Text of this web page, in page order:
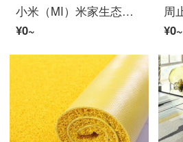
小米（MI）米家生态家居同款飘窗垫窗台垫畳み简约现代卧室阳台垫四季通用落地窗可机洗定做 暖格-米黄色 60+15花边*150
¥0~
¥0~